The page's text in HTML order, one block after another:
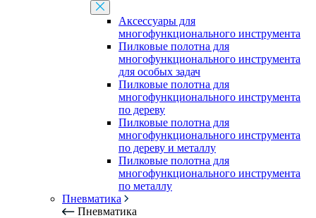
Аксессуары для
многофункционального инструмента
Пилковые полотна для
многофункционального инструмента
для особых задач
Пилковые полотна для
многофункционального инструмента
по дереву
Пилковые полотна для
многофункционального инструмента
по дереву и металлу
Пилковые полотна для
многофункционального инструмента
по металлу
Пневматика
Пневматика